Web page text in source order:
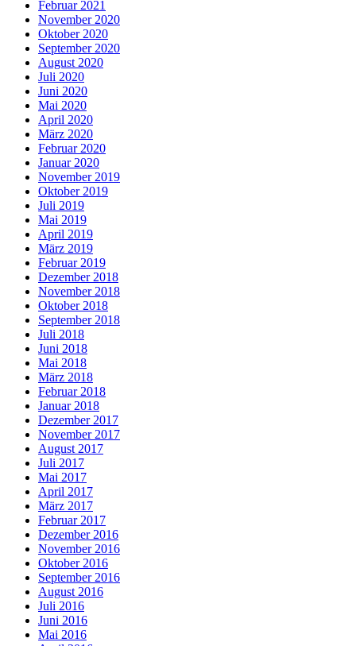
Februar 2021
November 2020
Oktober 2020
September 2020
August 2020
Juli 2020
Juni 2020
Mai 2020
April 2020
März 2020
Februar 2020
Januar 2020
November 2019
Oktober 2019
Juli 2019
Mai 2019
April 2019
März 2019
Februar 2019
Dezember 2018
November 2018
Oktober 2018
September 2018
Juli 2018
Juni 2018
Mai 2018
März 2018
Februar 2018
Januar 2018
Dezember 2017
November 2017
August 2017
Juli 2017
Mai 2017
April 2017
März 2017
Februar 2017
Dezember 2016
November 2016
Oktober 2016
September 2016
August 2016
Juli 2016
Juni 2016
Mai 2016